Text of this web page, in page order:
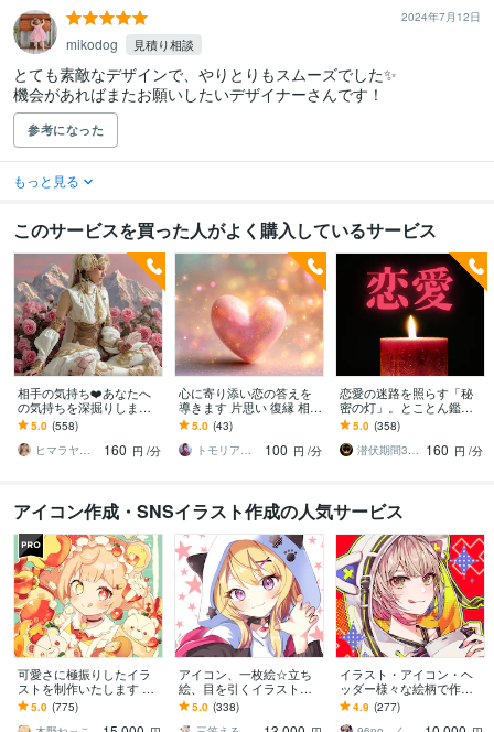
2024年7月12日
mikodog 見積り相談
とても素敵なデザインで、やりとりもスムーズでした✨
機会があればまたお願いしたいデザイナーさんです！
参考になった
もっと見る
このサービスを買った人がよく購入しているサービス
相手の気持ち❤️あなたへ
の気持ちを深掘りします
霊感タロットとチャネリ
ングでお相手様の本音を
深く読み取ります
5.0 (558)
ヒマラヤ霊感ヒーラー☆咲希（saki）
160 円 /分
心に寄り添い恋の答えを
導きます 片思い 復縁 相手
の気持ち 優しく読み解き
ます
5.0 (43)
トモリアⅦ❁トライアークチャネラー
100 円 /分
恋愛の迷路を照らす「秘
密の灯」。とことん鑑定
します ◆霊視・タロッ
ト・オラクル、算命学、
ダウジングの複合徹底鑑
5.0 (358)
潜伏期間30年の霊視・占術鑑定 ひのわ 160 円 /分
アイコン作成・SNSイラスト作成の人気サービス
可愛さに極振りしたイラ
ストを制作いたします ★
商用利用＆二次利用込
み！ミニキャラは小物２
5.0 (775)
アイコン、一枚絵☆立ち
絵、目を引くイラスト描
きます イリアム、サム
ネ、live2D、YouTube、歌
5.0 (338)
イラスト・アイコン・ヘ
ッダー様々な絵柄で作成
します 商用可！似顔絵・
ブログ・インスタ・動画
4.9 (277)